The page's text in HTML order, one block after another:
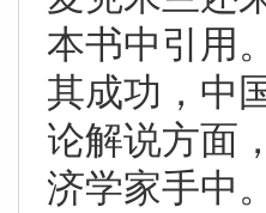
本书中引用
其成功，中
论解说方面
济学家手中